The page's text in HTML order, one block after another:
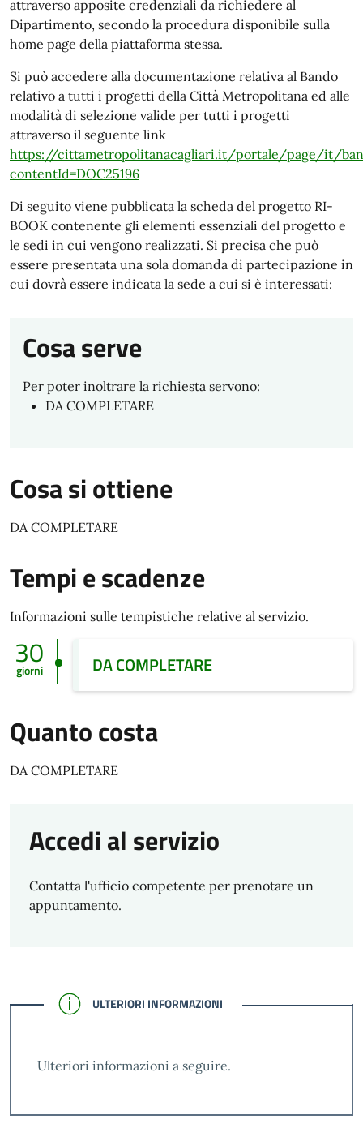
attraverso apposite credenziali da richiedere al
Dipartimento, secondo la procedura disponibile sulla
home page della piattaforma stessa.
Si può accedere alla documentazione relativa al Bando
relativo a tutti i progetti della Città Metropolitana ed alle
modalità di selezione valide per tutti i progetti
attraverso il seguente link
https://cittametropolitanacagliari.it/portale/page/it/
contentId=DOC25196
Di seguito viene pubblicata la scheda del progetto RI-
BOOK contenente gli elementi essenziali del progetto e
le sedi in cui vengono realizzati. Si precisa che può
essere presentata una sola domanda di partecipazione in
cui dovrà essere indicata la sede a cui si è interessati:
Cosa serve
Per poter inoltrare la richiesta servono:
DA COMPLETARE
Cosa si ottiene
DA COMPLETARE
Tempi e scadenze
Informazioni sulle tempistiche relative al servizio.
30
giorni DA COMPLETARE
Quanto costa
DA COMPLETARE
Accedi al servizio
Contatta l'ufficio competente per prenotare un
appuntamento.
CONFERMATO
ULTERIORI INFORMAZIONI
Ulteriori informazioni a seguire.